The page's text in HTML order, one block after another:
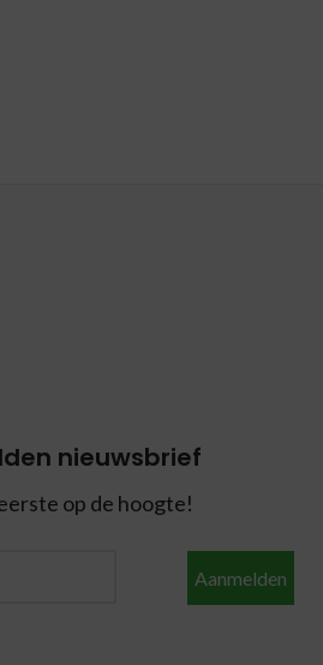
nieuwsbrief
op de hoogte!
Aanmelden